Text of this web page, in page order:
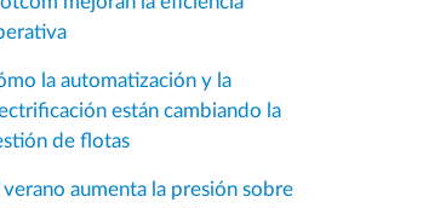
la automatización y la
están cambiando la
de flotas
verano aumenta la presión sobre